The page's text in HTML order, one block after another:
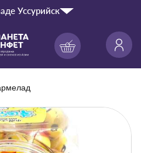
Уссурийск